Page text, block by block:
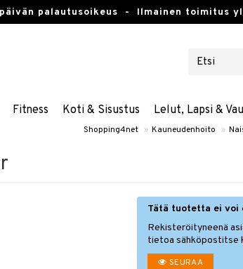
palautusoikeus - Ilmainen toimitus
Fitness Koti & Sisustus Lelut, Lapsi &
Shopping4net » Kauneudenhoito »
Tätä tuotetta ei voi
Rekisteröityneenä
tietoa sähköpostitse
SEURAA